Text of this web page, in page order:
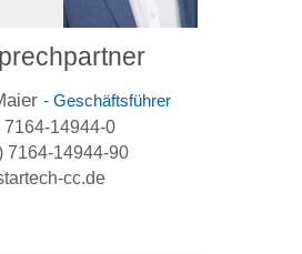
- Geschäftsführer
7164-14944-0
7164-14944-90
cc.de